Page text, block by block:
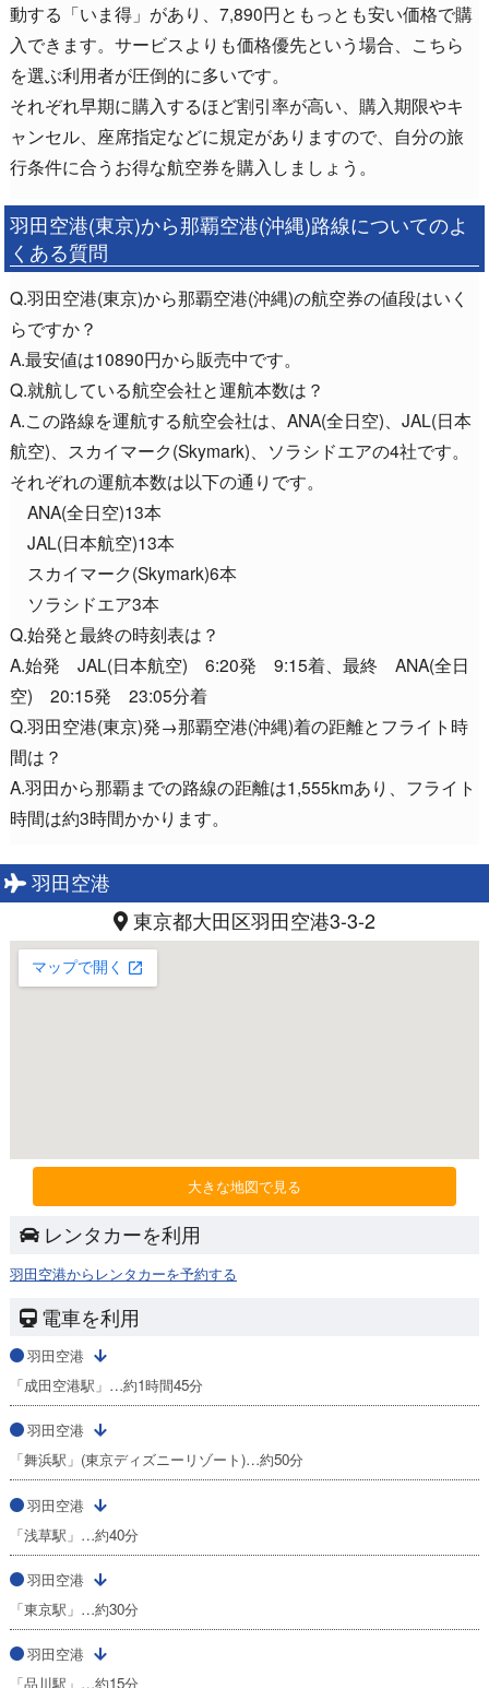
動する「いま得」があり、7,890円ともっとも安い価格で購
入できます。サービスよりも価格優先という場合、こちら
を選ぶ利用者が圧倒的に多いです。
それぞれ早期に購入するほど割引率が高い、購入期限やキ
ャンセル、座席指定などに規定がありますので、自分の旅
行条件に合うお得な航空券を購入しましょう。
羽田空港(東京)から那覇空港(沖縄)路線についてのよ
くある質問
Q.羽田空港(東京)から那覇空港(沖縄)の航空券の値段はいく
らですか？
A.最安値は10890円から販売中です。
Q.就航している航空会社と運航本数は？
A.この路線を運航する航空会社は、ANA(全日空)、JAL(日本
航空)、スカイマーク(Skymark)、ソラシドエアの4社です。
それぞれの運航本数は以下の通りです。
ANA(全日空)13本
JAL(日本航空)13本
スカイマーク(Skymark)6本
ソラシドエア3本
Q.始発と最終の時刻表は？
A.始発 JAL(日本航空) 6:20発 9:15着、最終 ANA(全日
空) 20:15発 23:05分着
Q.羽田空港(東京)発→那覇空港(沖縄)着の距離とフライト時
間は？
A.羽田から那覇までの路線の距離は1,555kmあり、フライト
時間は約3時間かかります。
羽田空港
東京都大田区羽田空港3-3-2
大きな地図で見る
レンタカーを利用
羽田空港からレンタカーを予約する
電車を利用
羽田空港
「成田空港駅」…約1時間45分
羽田空港
「舞浜駅」(東京ディズニーリゾート)…約50分
羽田空港
「浅草駅」…約40分
羽田空港
「東京駅」…約30分
羽田空港
「品川駅」…約15分